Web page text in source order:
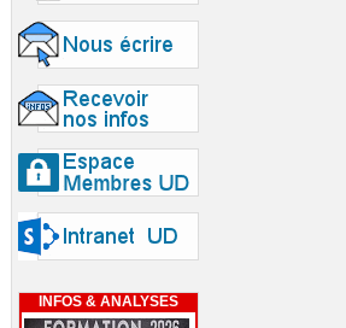
INFOS & ANALYSES